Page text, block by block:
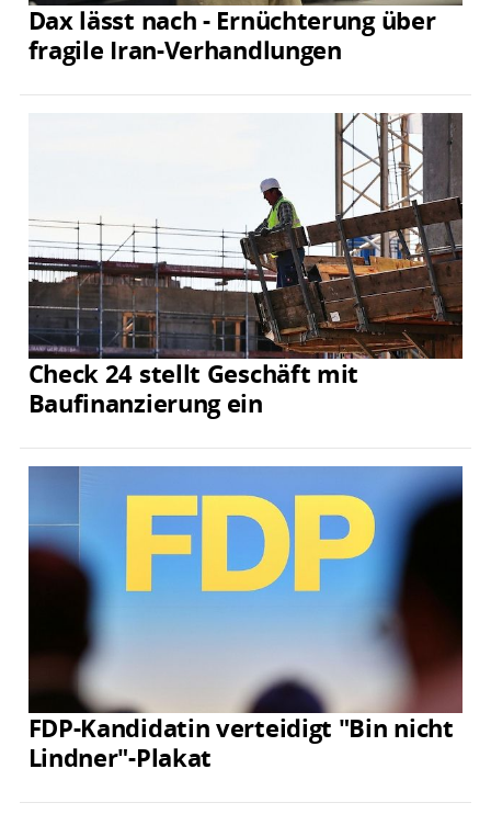
Dax lässt nach - Ernüchterung über
fragile Iran-Verhandlungen
Check 24 stellt Geschäft mit
Baufinanzierung ein
FDP-Kandidatin verteidigt "Bin nicht
Lindner"-Plakat